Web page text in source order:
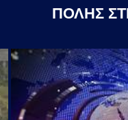
ΠΟΛΗΣ